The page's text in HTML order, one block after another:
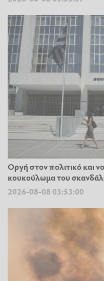
Οργή στον πολιτικό και
κουκούλωμα του
2026-08-08 03:53:00